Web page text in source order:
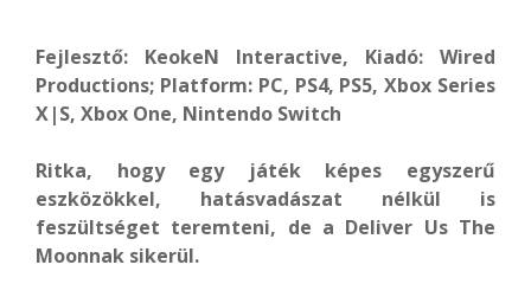
Fejlesztő: KeokeN Interactive, Kiadó: Wired
Productions; Platform: PC, PS4, PS5, Xbox Series
X|S, Xbox One, Nintendo Switch
Ritka, hogy egy játék képes egyszerű
eszközökkel, hatásvadászat nélkül is
feszültséget teremteni, de a Deliver Us The
Moonnak sikerül.